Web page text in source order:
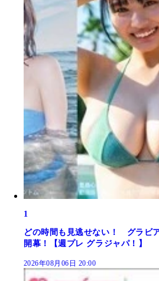
1
どの時間も見逃せない！ グラビ
開幕！【週プレ グラジャパ！】
2026年08月06日 20:00